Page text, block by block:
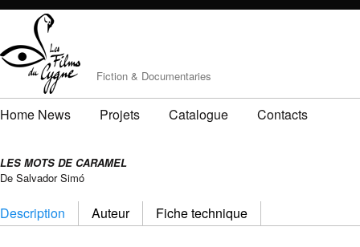
Fiction & Documentaries
Home News Projets Catalogue Contacts
LES MOTS DE CARAMEL
De Salvador Simó
Description Auteur Fiche technique